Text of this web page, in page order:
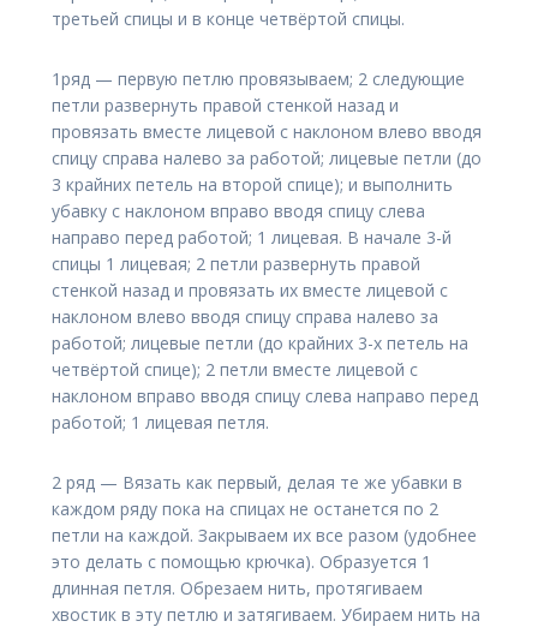
третьей спицы и в конце четвёртой спицы.
1ряд — первую петлю провязываем; 2 следующие
петли развернуть правой стенкой назад и
провязать вместе лицевой с наклоном влево вводя
спицу справа налево за работой; лицевые петли (до
3 крайних петель на второй спице); и выполнить
убавку с наклоном вправо вводя спицу слева
направо перед работой; 1 лицевая. В начале 3-й
спицы 1 лицевая; 2 петли развернуть правой
стенкой назад и провязать их вместе лицевой с
наклоном влево вводя спицу справа налево за
работой; лицевые петли (до крайних 3-х петель на
четвёртой спице); 2 петли вместе лицевой с
наклоном вправо вводя спицу слева направо перед
работой; 1 лицевая петля.
2 ряд — Вязать как первый, делая те же убавки в
каждом ряду пока на спицах не останется по 2
петли на каждой. Закрываем их все разом (удобнее
это делать с помощью крючка). Образуется 1
длинная петля. Обрезаем нить, протягиваем
хвостик в эту петлю и затягиваем. Убираем нить на